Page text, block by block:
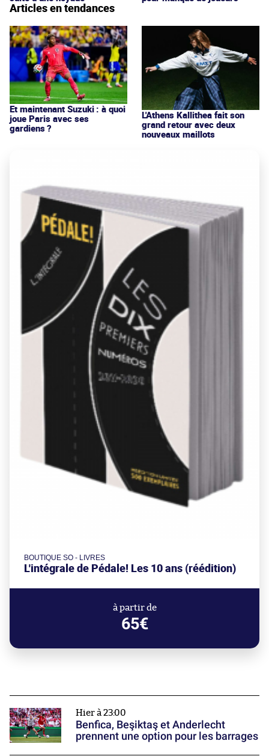
Articles en tendances
Et maintenant Suzuki : à quoi
joue Paris avec ses
gardiens ?
L'Athens Kallithea fait son
grand retour avec deux
nouveaux maillots
BOUTIQUE SO - LIVRES
L'intégrale de Pédale! Les 10 ans (réédition)
à partir de
65€
Hier à 23:00
Benfica, Beşiktaş et Anderlecht
prennent une option pour les barrages